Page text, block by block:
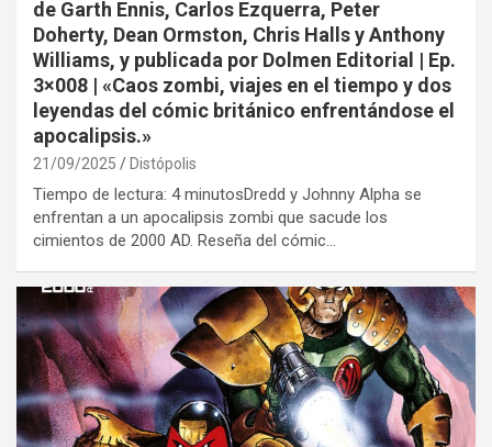
de Garth Ennis, Carlos Ezquerra, Peter
Doherty, Dean Ormston, Chris Halls y Anthony
Williams, y publicada por Dolmen Editorial | Ep.
3×008 | «Caos zombi, viajes en el tiempo y dos
leyendas del cómic británico enfrentándose el
apocalipsis.»
21/09/2025 Distópolis
Tiempo de lectura: 4 minutosDredd y Johnny Alpha se
enfrentan a un apocalipsis zombi que sacude los
cimientos de 2000 AD. Reseña del cómic…